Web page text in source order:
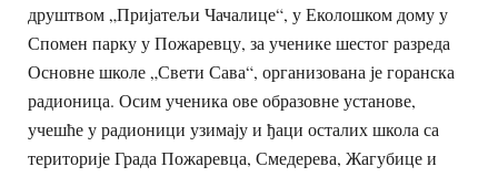
друштвом „Пријатељи Чачалице“, у Еколошком дому у
Спомен парку у Пожаревцу, за ученике шестог разреда
Основне школе „Свети Сава“, организована је горанска
радионица. Осим ученика ове образовне установе,
учешће у радионици узимају и ђаци осталих школа са
територије Града Пожаревца, Смедерева, Жагубице и